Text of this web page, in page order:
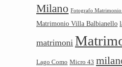
Milano Fotografo Matrimonio
Matrimonio Villa Balbianello
matrimoni
Lago Como Micro 43